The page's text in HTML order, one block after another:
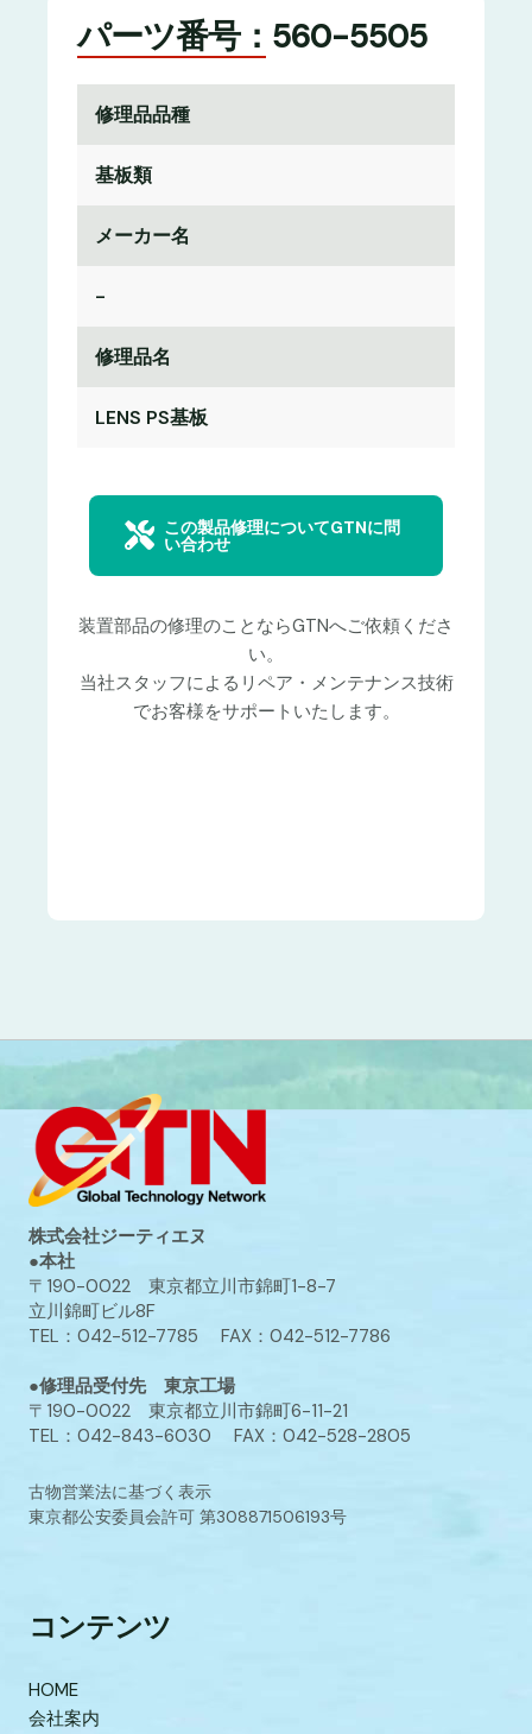
パーツ番号：560-5505
修理品品種
基板類
メーカー名
-
修理品名
LENS PS基板
この製品修理についてGTNに問
い合わせ
装置部品の修理のことならGTNへご依頼くださ
い。
当社スタッフによるリペア・メンテナンス技術
でお客様をサポートいたします。
株式会社ジーティエヌ
●本社
〒190-0022 東京都立川市錦町1-8-7
立川錦町ビル8F
TEL：042-512-7785 FAX：042-512-7786
●修理品受付先 東京工場
〒190-0022 東京都立川市錦町6-11-21
TEL：042-843-6030 FAX：042-528-2805
古物営業法に基づく表示
東京都公安委員会許可 第308871506193号
コンテンツ
HOME
会社案内